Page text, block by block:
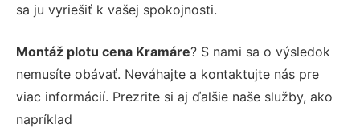
sa ju vyriešiť k vašej spokojnosti.
Montáž plotu cena Kramáre? S nami sa o výsledok
nemusíte obávať. Neváhajte a kontaktujte nás pre
viac informácií. Prezrite si aj ďalšie naše služby, ako
napríklad